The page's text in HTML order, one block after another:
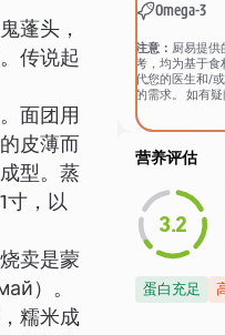
蓬头，
传说起
面团用
皮薄而
型。蒸
寸，以
卖是蒙
）。
糯米成
Omega-3
注意： 厨易提供
考，均为基于
代您的医生和/
的需求。 如有
营养评估
3.2
蛋白充足